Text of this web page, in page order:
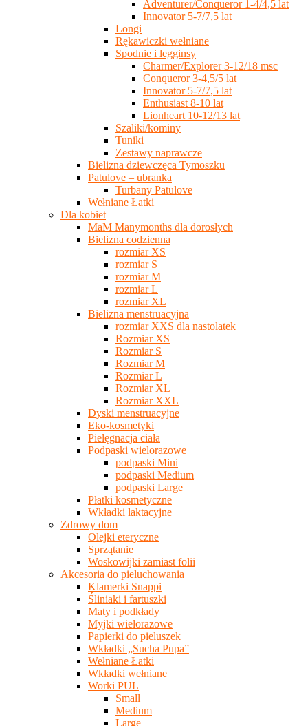
Adventurer/Conqueror 1-4/4,5 lat
Innovator 5-7/7,5 lat
Longi
Rękawiczki wełniane
Spodnie i legginsy
Charmer/Explorer 3-12/18 msc
Conqueror 3-4,5/5 lat
Innovator 5-7/7,5 lat
Enthusiast 8-10 lat
Lionheart 10-12/13 lat
Szaliki/kominy
Tuniki
Zestawy naprawcze
Bielizna dziewczęca Tymoszku
Patulove – ubranka
Turbany Patulove
Wełniane Łatki
Dla kobiet
MaM Manymonths dla dorosłych
Bielizna codzienna
rozmiar XS
rozmiar S
rozmiar M
rozmiar L
rozmiar XL
Bielizna menstruacyjna
rozmiar XXS dla nastolatek
Rozmiar XS
Rozmiar S
Rozmiar M
Rozmiar L
Rozmiar XL
Rozmiar XXL
Dyski menstruacyjne
Eko-kosmetyki
Pielęgnacja ciała
Podpaski wielorazowe
podpaski Mini
podpaski Medium
podpaski Large
Płatki kosmetyczne
Wkładki laktacyjne
Zdrowy dom
Olejki eteryczne
Sprzątanie
Woskowijki zamiast folii
Akcesoria do pieluchowania
Klamerki Snappi
Śliniaki i fartuszki
Maty i podkłady
Myjki wielorazowe
Papierki do pieluszek
Wkładki „Sucha Pupa”
Wełniane Łatki
Wkładki wełniane
Worki PUL
Small
Medium
Large